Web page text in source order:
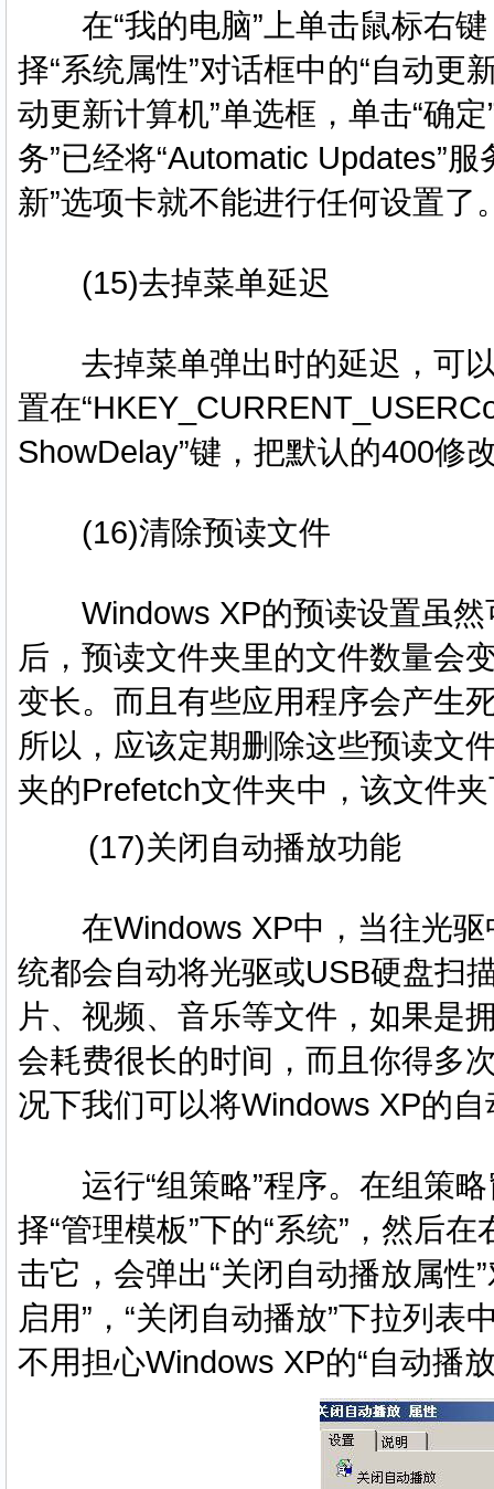
在“我的电脑”上单击鼠标右键
择“系统属性”对话框中的“自动更
动更新计算机”单选框，单击“确
务”已经将“Automatic Updates”
新”选项卡就不能进行任何设置了
(15)去掉菜单延迟
去掉菜单弹出时的延迟，可以
置在
ShowDelay”键，把默认的400修
(16)清除预读文件
Windows XP的预读设置虽然
后，预读文件夹里的文件数量会
变长。而且有些应用程序会产生
所以，应该定期删除这些预读文
夹的Prefetch文件夹中，该文件
(17)关闭自动播放功能
在Windows XP中，当往光驱
统都会自动将光驱或USB硬盘扫
片、视频、音乐等文件，如果是
会耗费很长的时间，而且你得多
况下我们可以将Windows XP的
运行“组策略”程序。在组策略
择“管理模板”下的“系统”，然后
击它，会弹出“关闭自动播放属性
启用”，“关闭自动播放”下拉列表
不用担心Windows XP的“自动播